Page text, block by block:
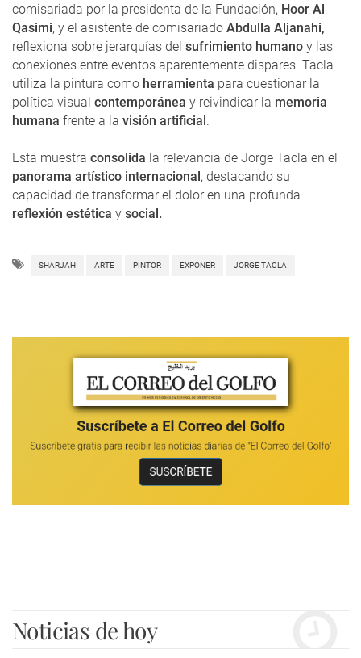
comisariada por la presidenta de la Fundación, Hoor Al
Qasimi, y el asistente de comisariado Abdulla Aljanahi,
reflexiona sobre jerarquías del sufrimiento humano y las
conexiones entre eventos aparentemente dispares. Tacla
utiliza la pintura como herramienta para cuestionar la
política visual contemporánea y reivindicar la memoria
humana frente a la visión artificial.
Esta muestra consolida la relevancia de Jorge Tacla en el
panorama artístico internacional, destacando su
capacidad de transformar el dolor en una profunda
reflexión estética y social.
SHARJAH ARTE PINTOR EXPONER JORGE TACLA
Noticias de hoy